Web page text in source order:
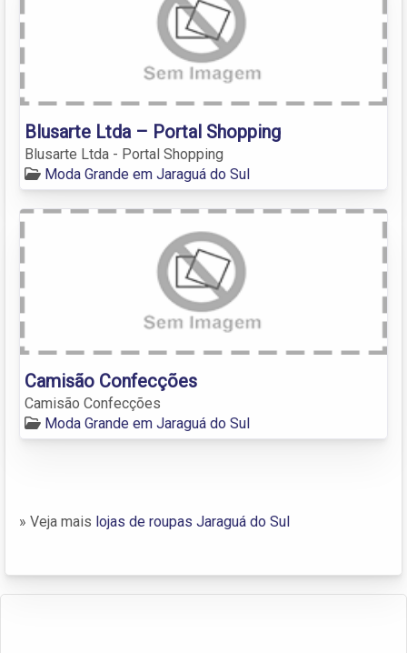
Blusarte Ltda – Portal Shopping
Blusarte Ltda - Portal Shopping
Moda Grande em Jaraguá do Sul
Camisão Confecções
Camisão Confecções
Moda Grande em Jaraguá do Sul
» Veja mais lojas de roupas Jaraguá do Sul